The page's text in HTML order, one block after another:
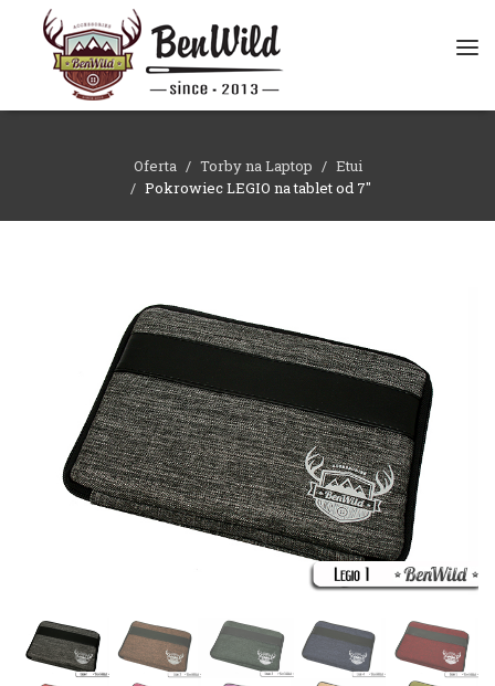
Oferta Torby na Laptop
Etui
Pokrowiec LEGIO na tablet od 7"